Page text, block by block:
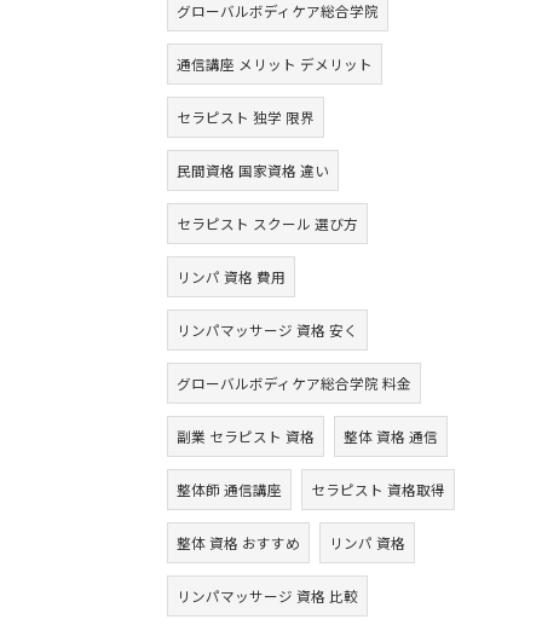
グローバルボディケア総合学院
通信講座 メリット デメリット
セラピスト 独学 限界
民間資格 国家資格 違い
セラピスト スクール 選び方
リンパ 資格 費用
リンパマッサージ 資格 安く
グローバルボディケア総合学院 料金
副業 セラピスト 資格 整体 資格 通信
整体師 通信講座 セラピスト 資格取得
整体 資格 おすすめ リンパ 資格
リンパマッサージ 資格 比較